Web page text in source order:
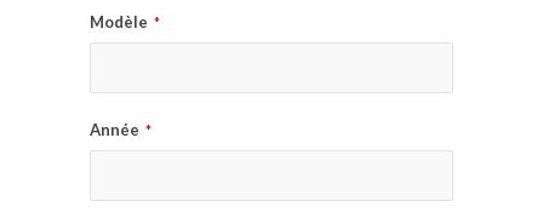
Modèle *
Année *